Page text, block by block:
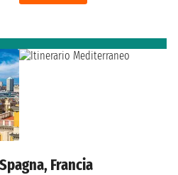
Francia